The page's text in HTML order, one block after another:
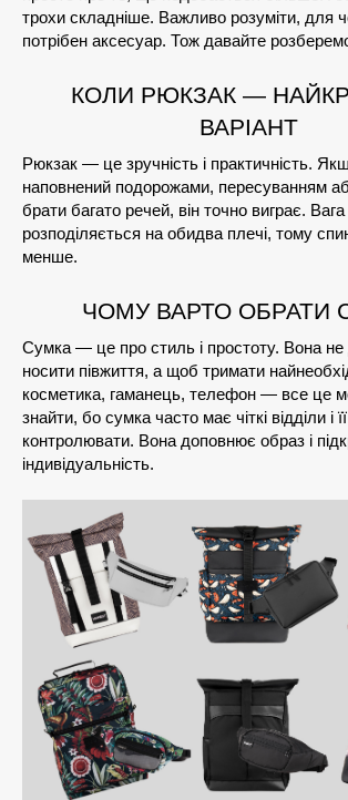
трохи складніше. Важливо розуміти, для
потрібен аксесуар. Тож давайте
КОЛИ РЮКЗАК —
ВАРІАНТ
Рюкзак — це зручність і практичність.
наповнений подорожами, пересуванням
брати багато речей, він точно виграє. Вага
розподіляється на обидва плечі, тому
менше.
ЧОМУ ВАРТО ОБРАТИ
Сумка — це про стиль і простоту. Вона
носити півжиття, а щоб тримати
косметика, гаманець, телефон — все це
знайти, бо сумка часто має чіткі відділи і
контролювати. Вона доповнює образ і
індивідуальність.